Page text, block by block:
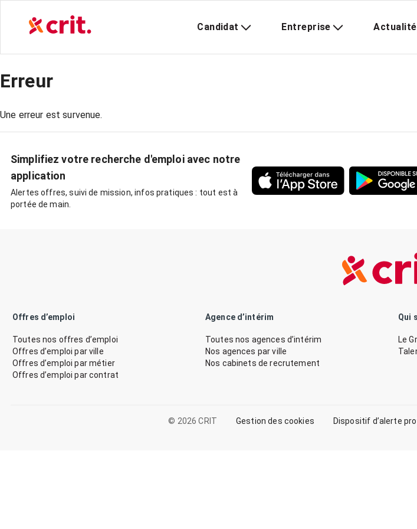
Candidat Entreprise
Erreur
Une erreur est survenue.
Simplifiez votre recherche d'emploi avec notre
application
Alertes offres, suivi de mission, infos pratiques : tout est à
portée de main.
Offres d’emploi
Toutes nos offres d’emploi
Offres d’emploi par ville
Offres d’emploi par métier
Offres d’emploi par contrat
Agence d’intérim
Toutes nos agences d’intérim
Nos agences par ville
Nos cabinets de recrutement
Qui
Le
© 2026 CRIT Gestion des cookies Dispositif d’alerte